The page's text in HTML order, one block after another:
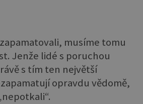
musíme tomu
Jenže lidé s poruchou
s tím ten největší
opravdu vědomě,